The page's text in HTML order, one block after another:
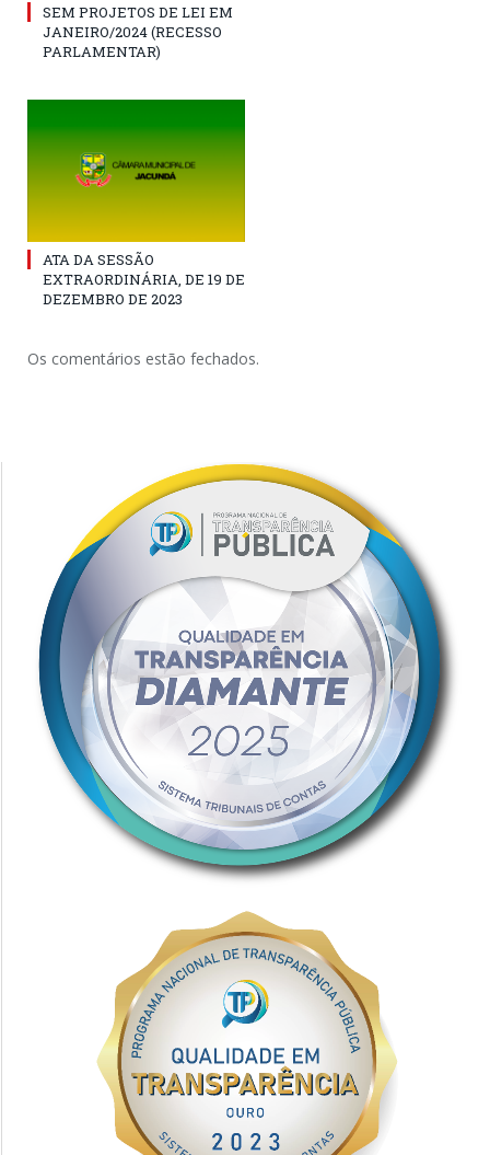
SEM PROJETOS DE LEI EM
JANEIRO/2024 (RECESSO
PARLAMENTAR)
ATA DA SESSÃO
EXTRAORDINÁRIA, DE 19 DE
DEZEMBRO DE 2023
Os comentários estão fechados.